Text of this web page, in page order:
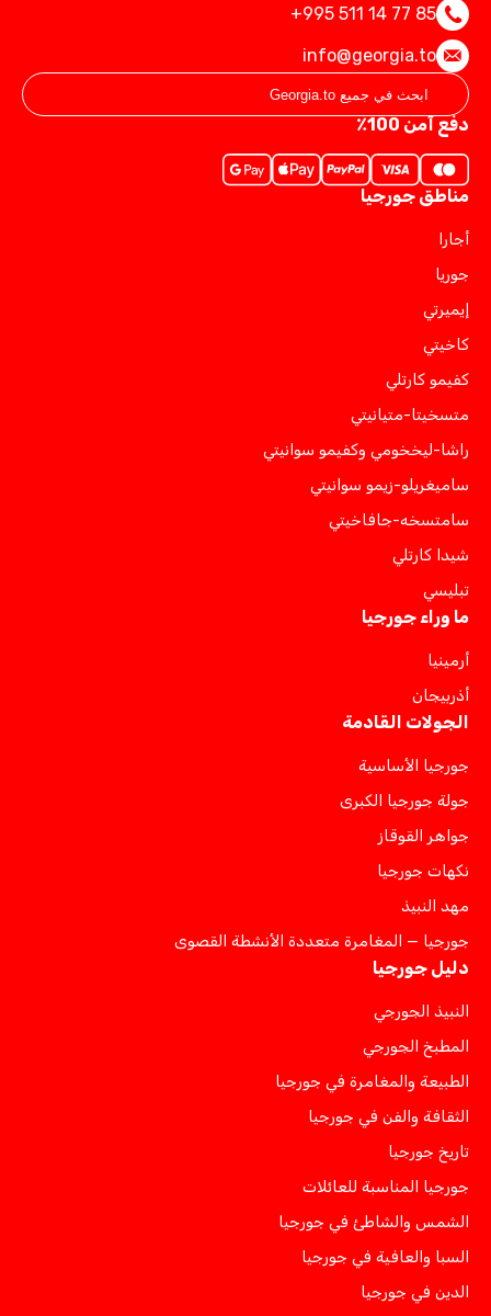
+995 511 14 77 85
info@georgia.to
دفع آمن 100٪
مناطق جورجيا
أجارا
جوريا
إيميرتي
كاخيتي
كفيمو كارتلي
متسخيتا-متيانيتي
راشا-ليخخومي وكفيمو سوانيتي
ساميغريلو-زيمو سوانيتي
سامتسخه-جافاخيتي
شيدا كارتلي
تبليسي
ما وراء جورجيا
أرمينيا
أذربيجان
الجولات القادمة
جورجيا الأساسية
جولة جورجيا الكبرى
جواهر القوقاز
نكهات جورجيا
مهد النبيذ
جورجيا — المغامرة متعددة الأنشطة القصوى
دليل جورجيا
النبيذ الجورجي
المطبخ الجورجي
الطبيعة والمغامرة في جورجيا
الثقافة والفن في جورجيا
تاريخ جورجيا
جورجيا المناسبة للعائلات
الشمس والشاطئ في جورجيا
السبا والعافية في جورجيا
الدين في جورجيا